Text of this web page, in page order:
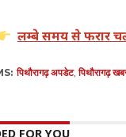
लम्बे समय से फरार
पिथौरागढ़ अपडेट,पिथौरागढ़
FOR YOU